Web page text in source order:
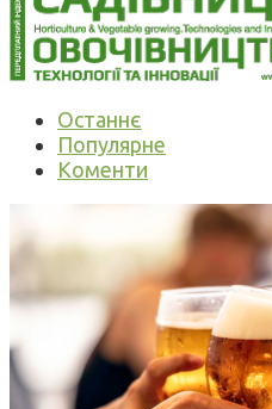
Останнє
Популярне
Коменти